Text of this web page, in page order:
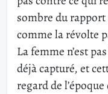
sombre du rapport
comme la révolte
La femme n’est
déjà capturé, et
regard de